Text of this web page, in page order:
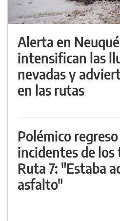
Alerta en
intensifican las
nevadas y
en las rutas
Polémico
incidentes de los
Ruta 7: "Estaba
asfalto"